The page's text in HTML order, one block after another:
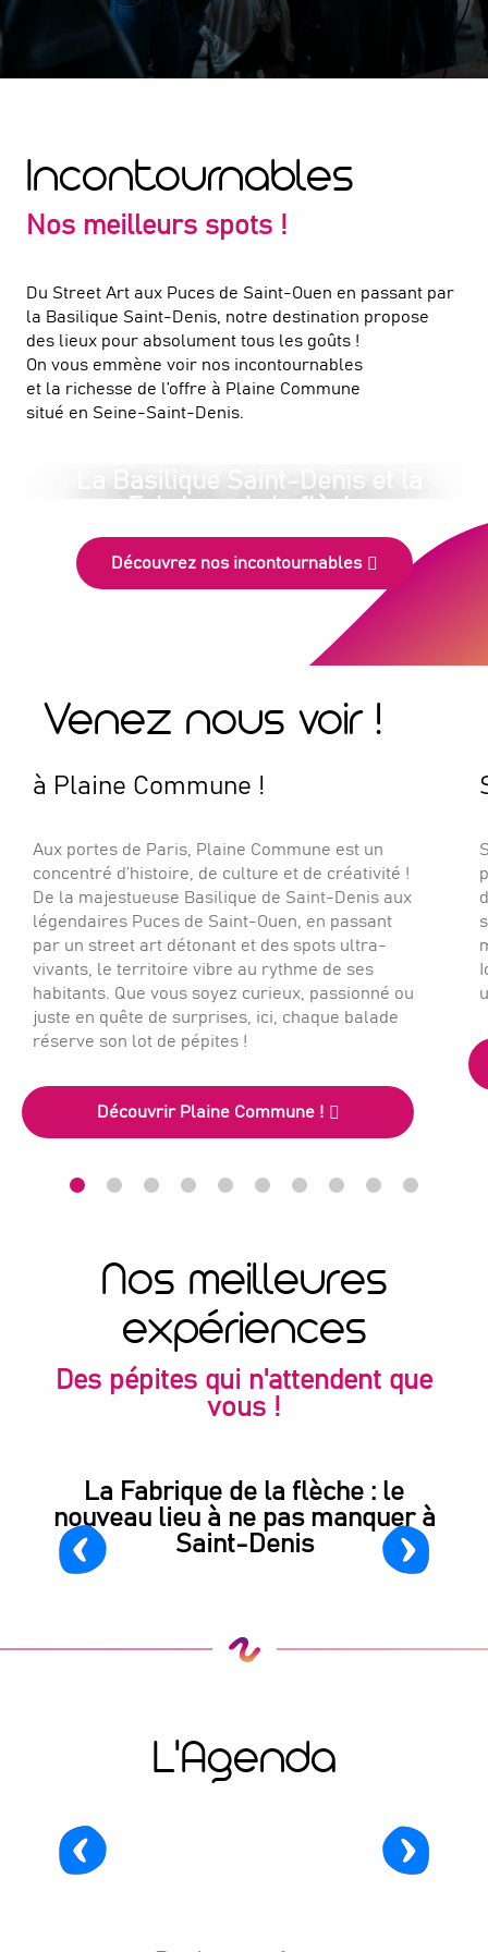
Incontournables
Nos meilleurs spots !
Du Street Art aux Puces de Saint-Ouen en passant par
la Basilique Saint-Denis, notre destination propose
des lieux pour absolument tous les goûts !
On vous emmène voir nos incontournables
et la richesse de l’offre à Plaine Commune
situé en Seine-Saint-Denis.
La Basilique Saint-Denis et la
Fabrique de la flèche
Découvrez nos incontournables
Venez nous voir !
à Plaine Commune !
Aux portes de Paris, Plaine Commune est un
concentré d’histoire, de culture et de créativité !
De la majestueuse Basilique de Saint-Denis aux
légendaires Puces de Saint-Ouen, en passant
par un street art détonant et des spots ultra-
vivants, le territoire vibre au rythme de ses
habitants. Que vous soyez curieux, passionné ou
juste en quête de surprises, ici, chaque balade
réserve son lot de pépites !
Découvrir Plaine Commune !
Nos meilleures
expériences
Des pépites qui n'attendent que
vous !
La Fabrique de la flèche : le
nouveau lieu à ne pas manquer à
Saint-Denis
L'Agenda
Événement - L'Été du Canal
Saint-Denis